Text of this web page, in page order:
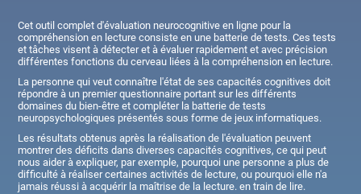
Cet outil complet d'évaluation neurocognitive en ligne pour la
compréhension en lecture consiste en une batterie de tests. Ces tests
et tâches visent à détecter et à évaluer rapidement et avec précision
différentes fonctions du cerveau liées à la compréhension en lecture.
La personne qui veut connaître l'état de ses capacités cognitives doit
répondre à un premier questionnaire portant sur les différents
domaines du bien-être et compléter la batterie de tests
neuropsychologiques présentés sous forme de jeux informatiques.
Les résultats obtenus après la réalisation de l'évaluation peuvent
montrer des déficits dans diverses capacités cognitives, ce qui peut
nous aider à expliquer, par exemple, pourquoi une personne a plus de
difficulté à réaliser certaines activités de lecture, ou pourquoi elle n'a
jamais réussi à acquérir la maîtrise de la lecture. en train de lire.